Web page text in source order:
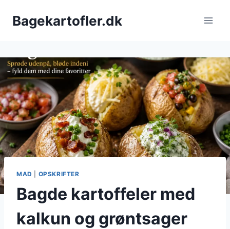
Bagekartofler.dk
MAD OPSKRIFTER
Bagde kartoffeler med
kalkun og grøntsager